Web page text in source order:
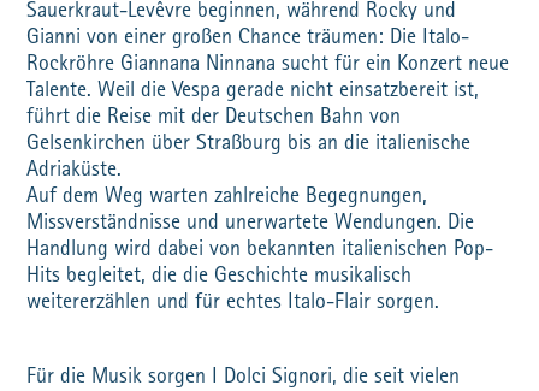
Sauerkraut-Levêvre beginnen, während Rocky und
Gianni von einer großen Chance träumen: Die Italo-
Rockröhre Giannana Ninnana sucht für ein Konzert neue
Talente. Weil die Vespa gerade nicht einsatzbereit ist,
führt die Reise mit der Deutschen Bahn von
Gelsenkirchen über Straßburg bis an die italienische
Adriaküste.
Auf dem Weg warten zahlreiche Begegnungen,
Missverständnisse und unerwartete Wendungen. Die
Handlung wird dabei von bekannten italienischen Pop-
Hits begleitet, die die Geschichte musikalisch
weitererzählen und für echtes Italo-Flair sorgen.
Für die Musik sorgen I Dolci Signori, die seit vielen